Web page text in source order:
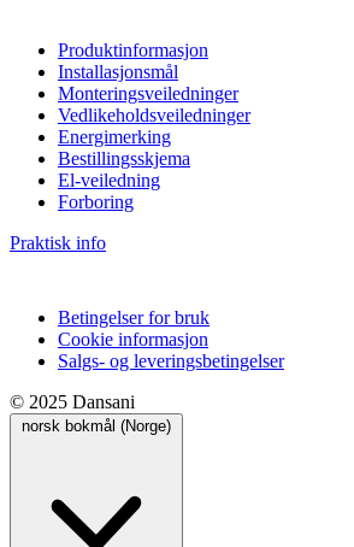
Produktinformasjon
Installasjonsmål
Monteringsveiledninger
Vedlikeholdsveiledninger
Energimerking
Bestillingsskjema
El-veiledning
Forboring
Praktisk info
Betingelser for bruk
Cookie informasjon
Salgs- og leveringsbetingelser
© 2025 Dansani
norsk bokmål (Norge)